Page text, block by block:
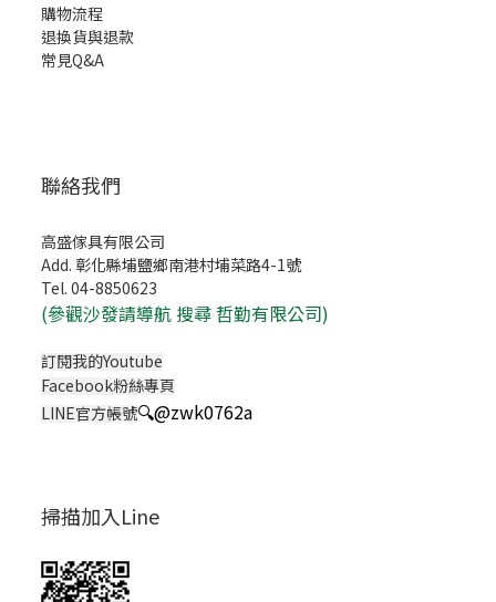
購物流程
退換貨與退款
常見Q&A
聯絡我們
高盛傢具有限公司
Add. 彰化縣埔鹽鄉南港村埔菜路4-1號
Tel. 04-8850623
(參觀沙發請導航 搜尋 哲勤有限公司)
訂閱我的Youtube
Facebook粉絲專頁
LINE官方帳號🔍@zwk0762a
掃描加入Line